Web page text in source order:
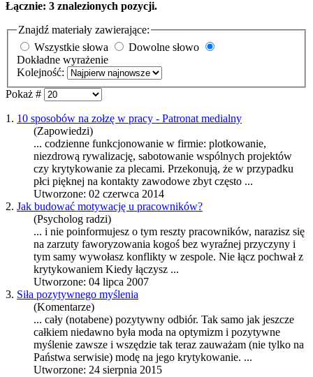
Łącznie: 3 znalezionych pozycji.
Znajdź materiały zawierające:
Wszystkie słowa
Dowolne słowo
Dokładne wyrażenie
Kolejność:
Pokaż #
1. 10 sposobów na zołzę w pracy - Patronat medialny
(Zapowiedzi)
... codzienne funkcjonowanie w firmie: plotkowanie,
niezdrową rywalizację, sabotowanie wspólnych projektów
czy krytykowanie za plecami. Przekonują, że w przypadku
płci pięknej na kontakty zawodowe zbyt często ...
Utworzone: 02 czerwca 2014
2. Jak budować motywację u pracowników?
(Psycholog radzi)
... i nie poinformujesz o tym reszty pracowników, narazisz się
na zarzuty faworyzowania kogoś bez wyraźnej przyczyny i
tym samy wywołasz konflikty w zespole. Nie łącz pochwał z
krytykowaniem Kiedy łączysz ...
Utworzone: 04 lipca 2007
3. Siła pozytywnego myślenia
(Komentarze)
... cały (notabene) pozytywny odbiór. Tak samo jak jeszcze
całkiem niedawno była moda na optymizm i pozytywne
myślenie zawsze i wszędzie tak teraz zauważam (nie tylko na
Państwa serwisie) modę na jego krytykowanie. ...
Utworzone: 24 sierpnia 2015